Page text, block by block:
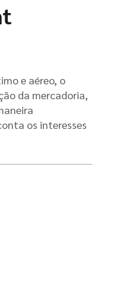
e aéreo, o
da mercadoria,
os interesses